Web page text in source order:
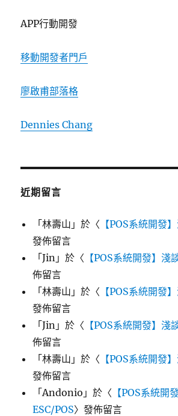
APP行動開發
移動開發者門戶
廖啟甫部落格
Dennies Chang
近期留言
「林壽山 」於〈 【POS系統開發
發佈留言
「Jin 」於〈 【POS系統開發】淺
佈留言
「林壽山 」於〈 【POS系統開發
發佈留言
「Jin 」於〈 【POS系統開發】淺
佈留言
「林壽山 」於〈 【POS系統開發
發佈留言
「Andonio 」於〈 【POS系統開
ESC/POS〉發佈留言